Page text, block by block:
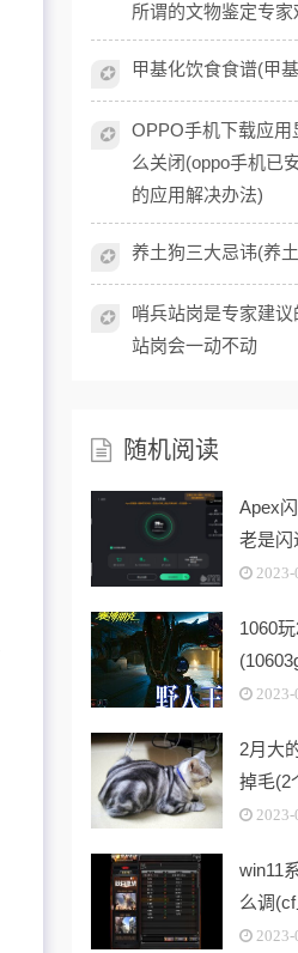
所谓的文物鉴定专
✪ 甲基化饮食食谱(甲
✪
OPPO手机下载应用
么关闭(oppo手机已
的应用解决办法)
✪ 养土狗三大忌讳(养
✪
哨兵站岗是专家建
站岗会一动不动
随机阅读
Apex
老是闪
2023-
1060
2023-
2月大
掉毛(2
别皮怎
2023-
win11
么调
2023-